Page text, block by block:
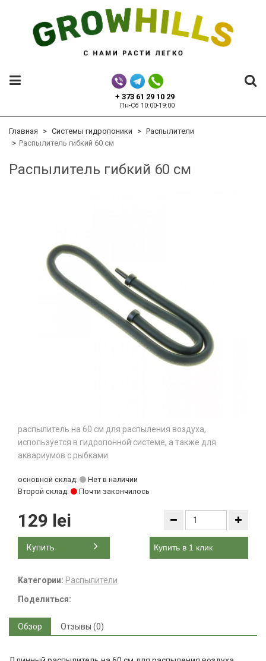
+ 373 61 29 10 29
Пн-Сб 10:00-19:00
Главная Системы гидропоники
Распылители
Распылитель гибкий 60 см
Распылитель гибкий 60 см
распылитель на 60 см для распыления воздуха,
используется в гидропонной системе, а также для
аквариумов с рыбками.
основной склад:
Нет в наличии
Второй склад:
Почти закончилось
129 lei
Купить Купить в 1 клик
Категории: Распылители
Поделиться:
Обзор Отзывы (0)